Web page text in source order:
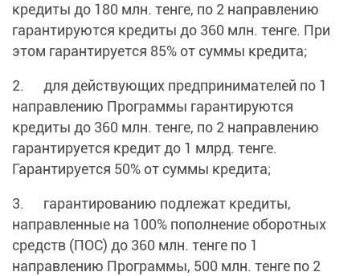
кредиты до 180 млн. тенге, по 2 направлению
гарантируются кредиты до 360 млн. тенге. При
этом гарантируется 85% от суммы кредита;
2. для действующих предпринимателей по 1
направлению Программы гарантируются
кредиты до 360 млн. тенге, по 2 направлению
гарантируется кредит до 1 млрд. тенге.
Гарантируется 50% от суммы кредита;
3. гарантированию подлежат кредиты,
направленные на 100% пополнение оборотных
средств (ПОС) до 360 млн. тенге по 1
направлению Программы, 500 млн. тенге по 2